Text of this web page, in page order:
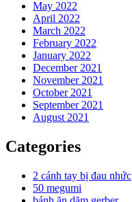
May 2022
April 2022
March 2022
February 2022
January 2022
December 2021
November 2021
October 2021
September 2021
August 2021
Categories
2 cánh tay bị đau nhức
50 megumi